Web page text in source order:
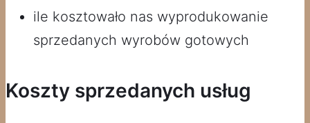
ile kosztowało nas wyprodukowanie
sprzedanych wyrobów gotowych
Koszty sprzedanych usług